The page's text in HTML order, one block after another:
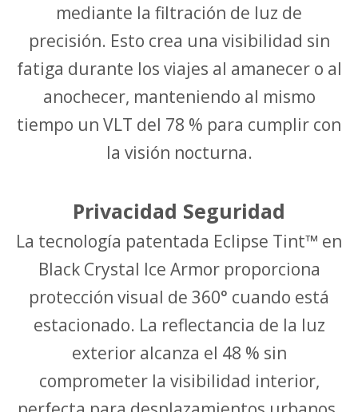
mediante la filtración de luz de
precisión. Esto crea una visibilidad sin
fatiga durante los viajes al amanecer o al
anochecer, manteniendo al mismo
tiempo un VLT del 78 % para cumplir con
la visión nocturna.
Privacidad Seguridad
La tecnología patentada Eclipse Tint™ en
Black Crystal Ice Armor proporciona
protección visual de 360° cuando está
estacionado. La reflectancia de la luz
exterior alcanza el 48 % sin
comprometer la visibilidad interior,